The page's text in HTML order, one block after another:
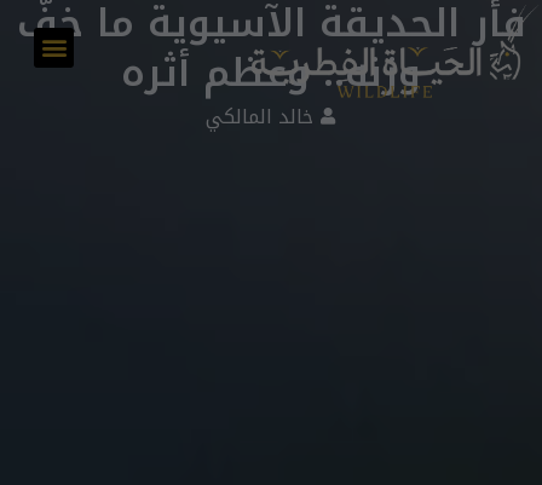
فأر الحديقة الآسيوية ما خفَّ
وزنه.. وعظم أثره
خالد المالكي